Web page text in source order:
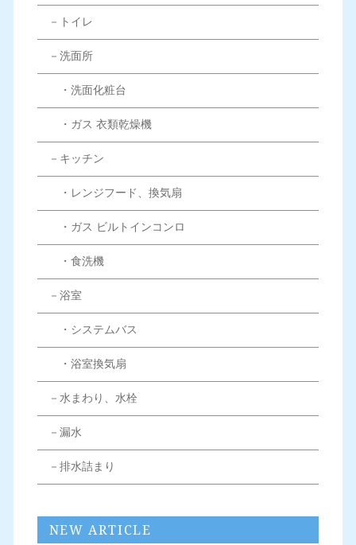
－トイレ
－洗面所
・洗面化粧台
・ガス 衣類乾燥機
－キッチン
・レンジフード、換気扇
・ガス ビルトインコンロ
・食洗機
－浴室
・システムバス
・浴室換気扇
－水まわり、水栓
－漏水
－排水詰まり
NEW ARTICLE